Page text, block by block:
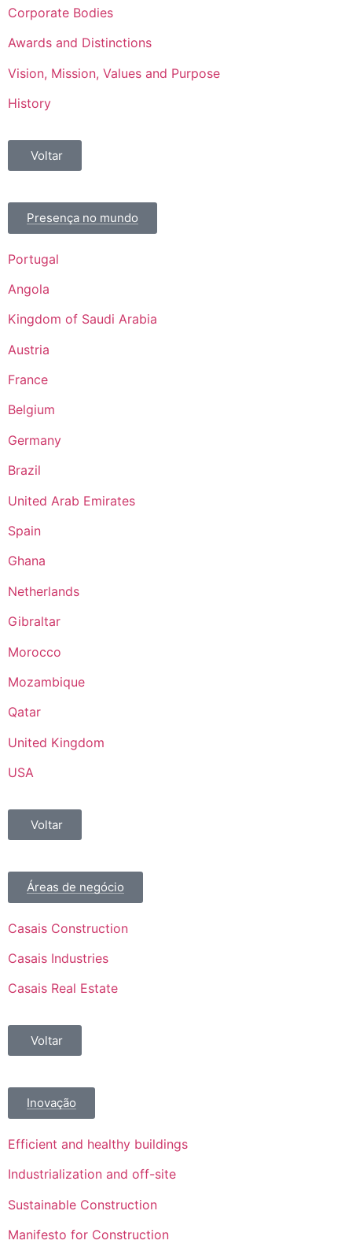
Corporate Bodies
Awards and Distinctions
Vision, Mission, Values and Purpose
History
Voltar
Presença no mundo
Portugal
Angola
Kingdom of Saudi Arabia
Austria
France
Belgium
Germany
Brazil
United Arab Emirates
Spain
Ghana
Netherlands
Gibraltar
Morocco
Mozambique
Qatar
United Kingdom
USA
Voltar
Áreas de negócio
Casais Construction
Casais Industries
Casais Real Estate
Voltar
Inovação
Efficient and healthy buildings
Industrialization and off-site
Sustainable Construction
Manifesto for Construction